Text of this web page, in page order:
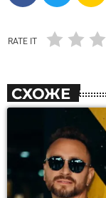
RATE IT
СХОЖЕ